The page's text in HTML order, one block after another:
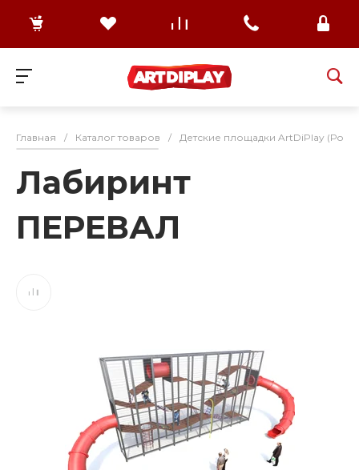
Главная / Каталог товаров / Детские площадки ArtDiPlay
Лабиринт
ПЕРЕВАЛ